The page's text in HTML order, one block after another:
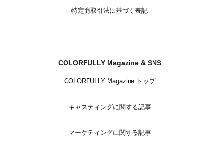
特定商取引法に基づく表記
COLORFULLY Magazine & SNS
COLORFULLY Magazine トップ
キャスティングに関する記事
マーケティングに関する記事